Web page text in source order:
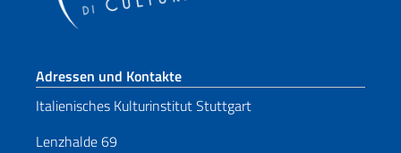
Fußbereich
Adressen und Kontakte
Italienisches Kulturinstitut Stuttgart
Lenzhalde 69